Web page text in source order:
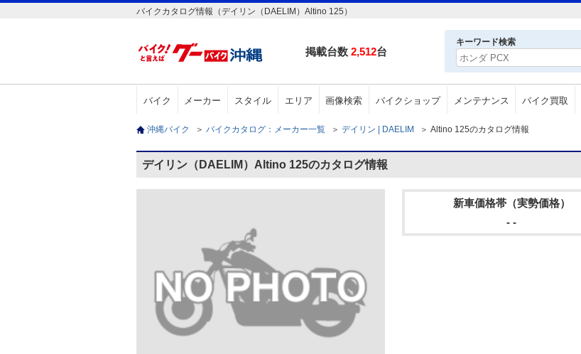
バイクカタログ情報（デイリン（DAELIM）Altino 125）
掲載台数 2,512台
キーワード検索
バイク メーカー スタイル エリア 画像検索 バイクショップ メンテナンス バイク買取
沖縄バイク ＞ バイクカタログ：メーカー一覧 ＞ デイリン | DAELIM ＞ Altino 125のカタログ情報
デイリン（DAELIM）Altino 125のカタログ情報
新車価格帯（実勢価格）
- -